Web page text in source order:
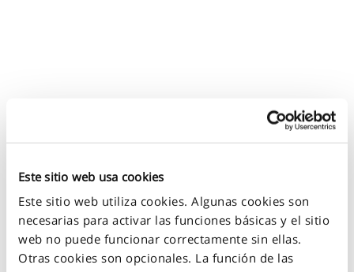
Este sitio web usa cookies
Este sitio web utiliza cookies. Algunas cookies son
necesarias para activar las funciones básicas y el sitio
web no puede funcionar correctamente sin ellas.
Otras cookies son opcionales. La función de las
Compila el formulario siguiente
CONTÁCTENOS